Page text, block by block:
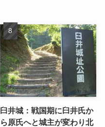
臼井城：戦国期に臼井氏か
ら原氏へと城主が変わり北